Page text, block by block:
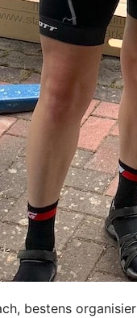
bestens